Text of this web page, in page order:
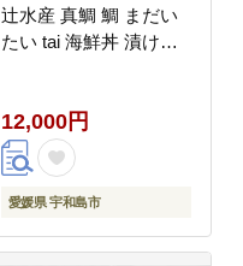
辻水産 真鯛 鯛 まだい
たい tai 海鮮丼 漬け丼
12,000円
愛媛県 宇和島市